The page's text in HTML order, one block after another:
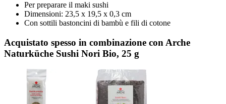
Per preparare il maki sushi
Dimensioni: 23,5 x 19,5 x 0,3 cm
Con sottili bastoncini di bambù e fili di cotone
Acquistato spesso in combinazione con Arche
Naturküche Sushi Nori Bio, 25 g